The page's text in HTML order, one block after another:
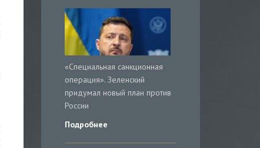
«Специальная санкционная
операция». Зеленский
придумал новый план против
России
Подробнее